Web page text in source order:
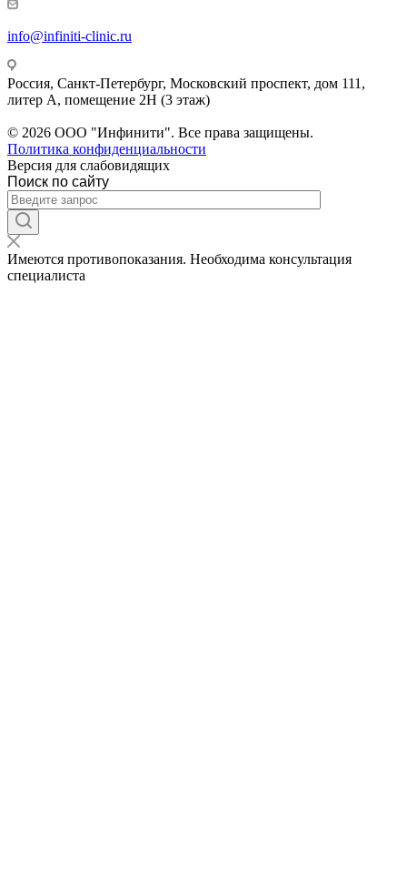
info@infiniti-clinic.ru
Россия, Санкт-Петербург, Московский проспект, дом 111,
литер А, помещение 2Н (3 этаж)
© 2026 ООО "Инфинити". Все права защищены.
Политика конфиденциальности
Версия для слабовидящих
Поиск по сайту
Имеются противопоказания. Необходима консультация
специалиста